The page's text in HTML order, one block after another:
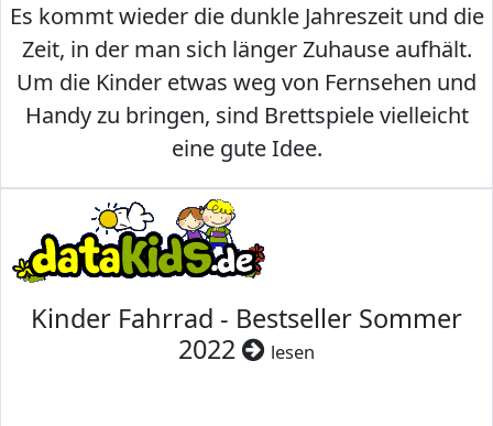
Es kommt wieder die dunkle Jahreszeit und die
Zeit, in der man sich länger Zuhause aufhält.
Um die Kinder etwas weg von Fernsehen und
Handy zu bringen, sind Brettspiele vielleicht
eine gute Idee.
Kinder Fahrrad - Bestseller Sommer
2022
lesen